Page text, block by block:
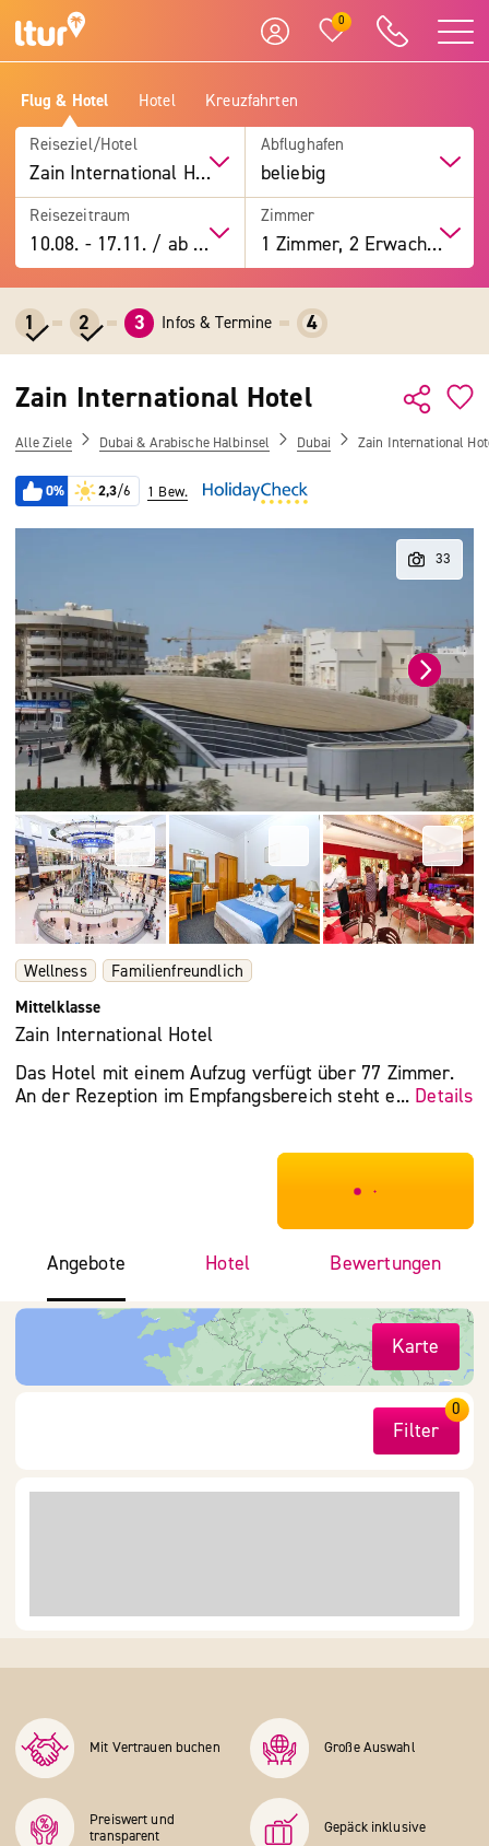
0
Flug & Hotel Hotel Kreuzfahrten
Reiseziel/Hotel
Zain International Hotel
Abflughafen
beliebig
Reisezeitraum
10.08. -17.11. / ab 7 Tage
Zimmer
1 Zimmer, 2 Erwachsene
1 2 3 Infos & Termine 4
Zain International Hotel
Alle Ziele Dubai & Arabische Halbinsel Dubai Zain International
0% 2,3/6 1 Bew.
Wellness
Familienfreundlich
Mittelklasse
Zain International Hotel
Das Hotel mit einem Aufzug verfügt über 77 Zimmer.
An der Rezeption im Empfangsbereich steht e... Details
***************
Angebote Hotel Bewertungen
Karte
Filter
0
Mit Vertrauen buchen Große Auswahl
Preiswert und
transparent
Gepäck inklusive